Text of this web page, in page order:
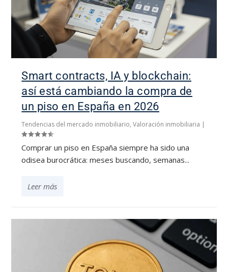
Smart contracts, IA y blockchain:
así está cambiando la compra de
un piso en España en 2026
Tendencias del mercado inmobiliario,Valoración inmobiliaria |
Comprar un piso en España siempre ha sido una
odisea burocrática: meses buscando, semanas...
Leer más